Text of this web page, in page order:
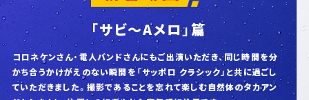
「サビ〜Aメロ」篇
コロネケンさん・電人バンドさんにもご出演いただき、同じ時間を分
かち合うかけがえのない瞬間を「サッポロ クラシック」と共に過ごし
ていただきました。 撮影であることを忘れて楽しむ自然体のタカアン